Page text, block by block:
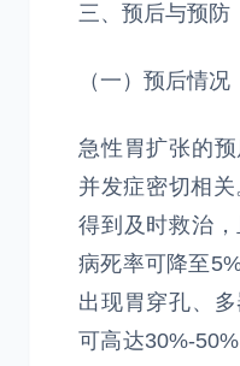
三、预后与预防
（一）预后情况
急性胃扩张的
并发症密切相
得到及时救治
病死率可降至
出现胃穿孔、
可高达30%-